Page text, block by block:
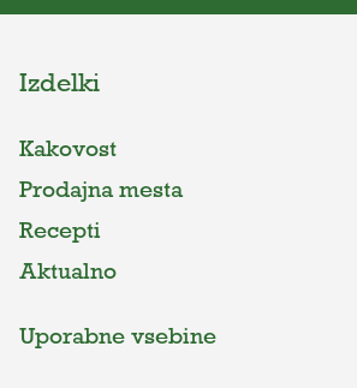
Izdelki
Kakovost
Prodajna mesta
Recepti
Aktualno
Uporabne vsebine